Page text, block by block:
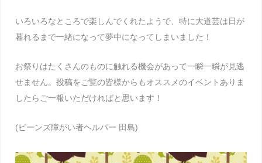
いろいろなところで楽しんでくれたようで、特に大道芸は日が
暮れるまで一緒になって夢中になってしまいました！
お祭りはたくさんのものに触れる機会があって一瞬一瞬が見逃
せません。投稿をご覧の皆様からもオススメのイベントありま
したらご一報いただければと思います！
(ビーンズ障がい者ヘルパー 田島)